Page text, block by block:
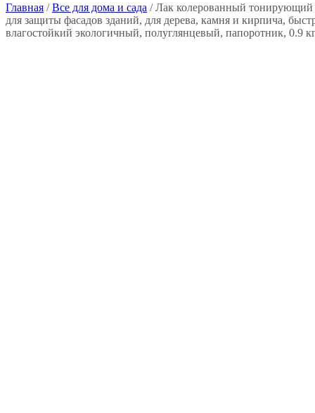
Главная /Все для дома и сада / Лак колерованный тонирующий
для защиты фасадов зданий, для дерева, камня и кирпича,
влагостойкий экологичный, полуглянцевый, папоротник, 0.9